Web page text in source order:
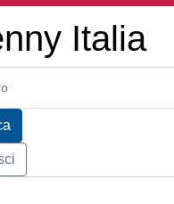
Italia
parte del titolo